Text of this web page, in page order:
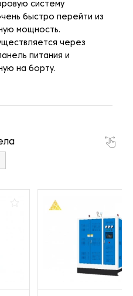
систему
быстро перейти из
мощность.
через
питания и
на борту.